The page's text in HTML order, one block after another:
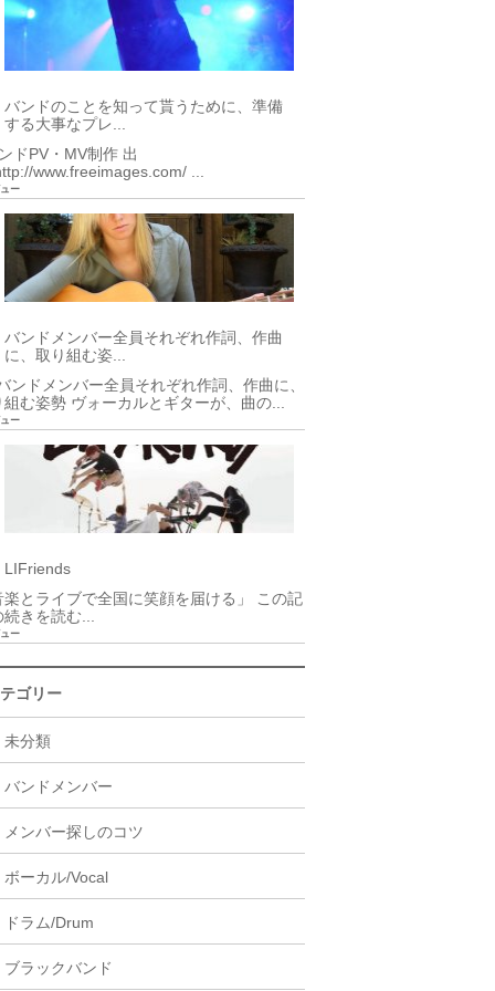
バンドのことを知って貰うために、準備
する大事なプレ...
ドPV・MV制作 出
www.freeimages.com/ ...
ー
バンドメンバー全員それぞれ作詞、作曲
に、取り組む姿...
ンドメンバー全員それぞれ作詞、作曲に、
組む姿勢 ヴォーカルとギターが、曲の...
ー
LIFriends
楽とライブで全国に笑顔を届ける」 この記
きを読む...
ー
ゴリー
未分類
バンドメンバー
メンバー探しのコツ
ボーカル/Vocal
ドラム/Drum
ブラックバンド